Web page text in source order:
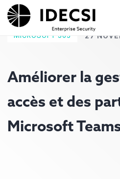
MICROSOFT 365 27
Améliorer la
accès et des
Microsoft